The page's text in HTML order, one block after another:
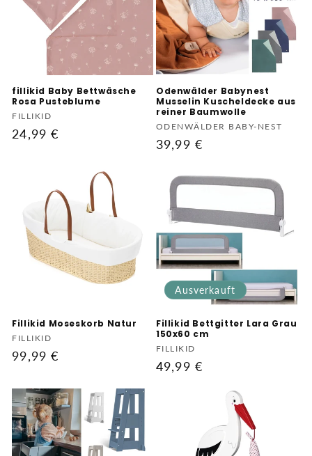
fillikid Baby Bettwäsche
Rosa Pusteblume
Anbieter:
FILLIKID
Normaler
24,99 €
Odenwälder Babynest
Musselin Kuscheldecke aus
reiner Baumwolle
Anbieter:
ODENWÄLDER BABY-NEST
Normaler
39,99 €
Fillikid Moseskorb Natur
Anbieter:
FILLIKID
Normaler
99,99 €
Ausverkauft
Fillikid Bettgitter Lara Grau
150x60 cm
Anbieter:
FILLIKID
Normaler
49,99 €